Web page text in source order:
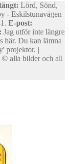
Lörd, Sönd,
- Eskilstunavägen
E-post:
Jag utför inte längre
här. Du kan lämna
projektor. |
© alla bilder och all